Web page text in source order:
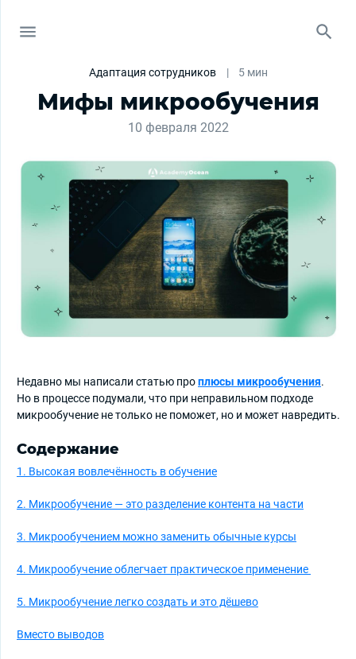
Адаптация сотрудников | 5 мин
Мифы микрообучения
10 февраля 2022
Недавно мы написали статью проплюсы микрообучения.
Но в процессе подумали, что при неправильном подходе
микрообучение не только не поможет, но и может навредить.
Содержание
1. Высокая вовлечённость в обучение
2. Микрообучение — это разделение контента на части
3. Микрообучением можно заменить обычные курсы
4‌‌. Микрообучение облегчает практическое применение
5. Микрообучение легко создать и это дёшево
Вместо выводов